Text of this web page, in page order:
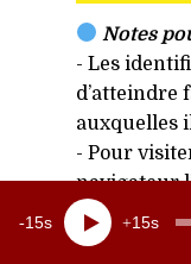
Notes
- Les
d’atteindre
auxquelles
- Pour
navigateur
.lt/ 0bim
- On peut
15 15